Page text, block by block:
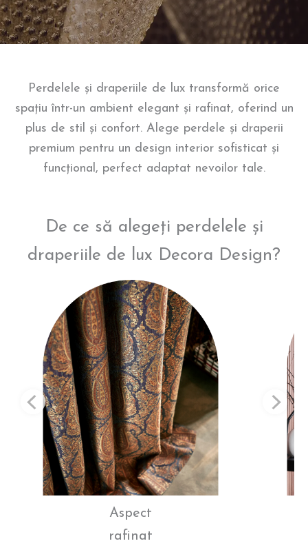
Perdelele și draperiile de lux transformă orice
spațiu într-un ambient elegant și rafinat, oferind un
plus de stil și confort. Alege perdele și draperii
premium pentru un design interior sofisticat și
funcțional, perfect adaptat nevoilor tale.
De ce să alegeți perdelele și
draperiile de lux Decora Design?
Aspect
rafinat